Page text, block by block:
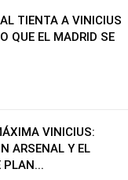
TIENTA A VINICIUS
QUE EL MADRID SE
VINICIUS:
ARSENAL Y EL
PLAN...